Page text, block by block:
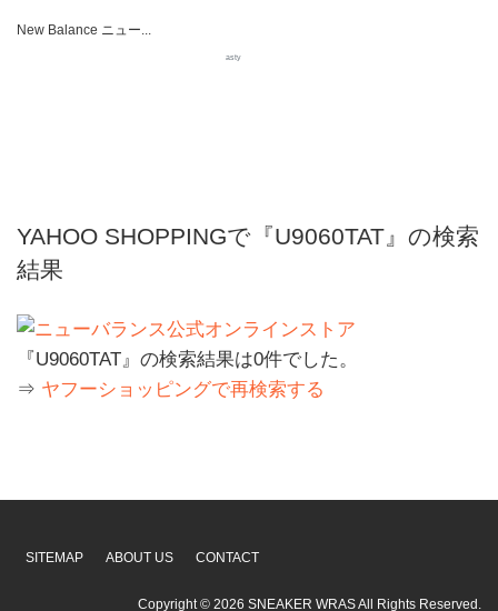
New Balance ニュー...
asty
YAHOO SHOPPINGで『U9060TAT』の検索
結果
『U9060TAT』の検索結果は0件でした。
⇒ ヤフーショッピングで再検索する
SITEMAP ABOUT US CONTACT
Copyright © 2026 SNEAKER WRASAll Rights Reserved.